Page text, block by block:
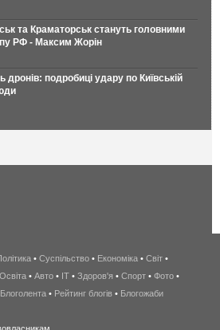
та Краматорськ стануть головними
РФ - Максим Жорін
подробиці удару по Київській
беспроводной
интернет
киев
• Суспільство • Економіка • Світ •
Освіта • Авто • IT • Здоров'я • Спорт • Фото •
Блоголента • Рейтинг блогів • Блогожаби